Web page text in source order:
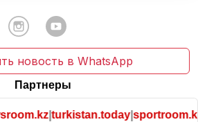
новость в WhatsApp
Партнеры
|turkistan.today|sportroom.kz